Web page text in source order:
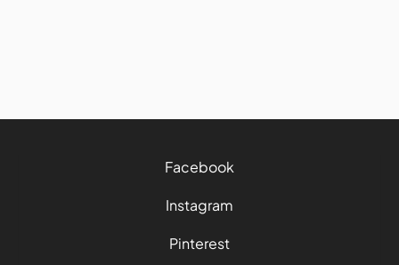
Facebook
Instagram
Pinterest